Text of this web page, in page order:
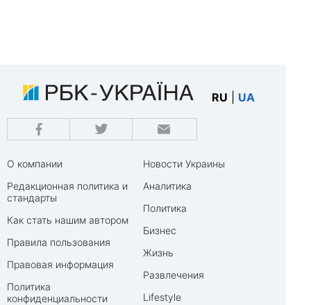
RU UA
О компании
Редакционная политика и
стандарты
Как стать нашим автором
Правила пользования
Правовая информация
Политика
конфиденциальности
Новости Украины
Аналитика
Политика
Бизнес
Жизнь
Развлечения
Lifestyle